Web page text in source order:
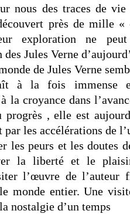
nous des traces de
près de mille «
exploration ne
Jules Verne
de Jules Verne
à la fois immense
la croyance dans
progrès , elle est
les accélérations de
les peurs et les doutes
la liberté et le
l’œuvre de
monde entier. Une
nostalgie d’un temps